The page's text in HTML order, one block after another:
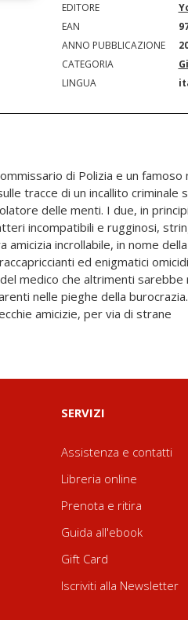
EDITORE
EAN
ANNO PUBBLICAZIONE
CATEGORIA
LINGUA
di Polizia e un famoso
tracce di un incallito criminale
delle menti. I due, in
incompatibili e rugginosi,
amicizia incrollabile, in nome
ed enigmatici
medico che altrimenti sarebbe
nelle pieghe della burocrazia.
amicizie, per via di strane
di un rinomato liceo scientifico
persino un chimico premio
le tesi del medico luminare, che
danno più valore alla giusta causa
belle tanto quanto
basso Salento, l'antica terra
dalla natura ma anche di rare
di scena che terranno il lettore col
SERVIZI
Assistenza e contatti
Libreria online
Prenota e ritira
Guida all'ebook
Gift Card
Iscriviti alla Newsletter